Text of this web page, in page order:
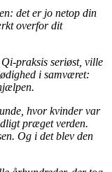
det er jo netop din
overfor dit
praksis seriøst, ville
i samværet:
hvor kvinder var
præget verden.
Og i det blev den